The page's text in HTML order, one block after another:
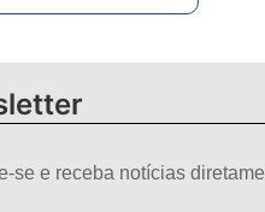
se e receba notícias